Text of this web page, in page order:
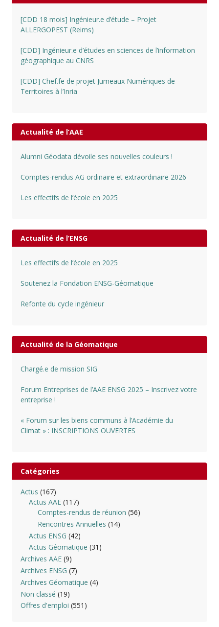
[CDD 18 mois] Ingénieur.e d’étude – Projet
ALLERGOPEST (Reims)
[CDD] Ingénieur.e d’études en sciences de l’information
géographique au CNRS
[CDD] Chef.fe de projet Jumeaux Numériques de
Territoires à l’Inria
Actualité de l’AAE
Alumni Géodata dévoile ses nouvelles couleurs !
Comptes-rendus AG ordinaire et extraordinaire 2026
Les effectifs de l’école en 2025
Actualité de l’ENSG
Les effectifs de l’école en 2025
Soutenez la Fondation ENSG-Géomatique
Refonte du cycle ingénieur
Actualité de la Géomatique
Chargé.e de mission SIG
Forum Entreprises de l’AAE ENSG 2025 – Inscrivez votre
entreprise !
« Forum sur les biens communs à l’Académie du
Climat » : INSCRIPTIONS OUVERTES
Catégories
Actus (167)
Actus AAE (117)
Comptes-rendus de réunion (56)
Rencontres Annuelles (14)
Actus ENSG (42)
Actus Géomatique (31)
Archives AAE(9)
Archives ENSG (7)
Archives Géomatique (4)
Non classé (19)
Offres d'emploi (551)